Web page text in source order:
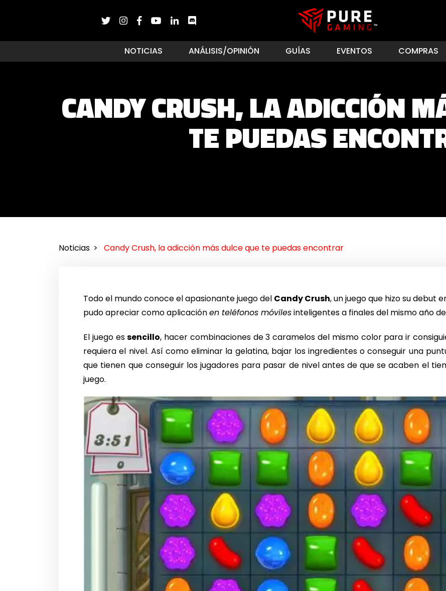
NOTICIAS ANÁLISIS/OPINIÓN GUÍAS EVENTOS COMPRAS
CANDY CRUSH, LA ADICCIÓN
TE PUEDAS
Noticias Candy Crush, la adicción más dulce que te puedas encontrar
Todo el mundo conoce el apasionante juego del Candy Crush, un juego que hizo su debut
pudo apreciar como aplicaciónen teléfonos móvilesinteligentes a finales del mismo año
El juego essencillo, hacer combinaciones de 3 caramelos del mismo color para ir
requiera el nivel. Así como eliminar la gelatina, bajar los ingredientes o conseguir una
que tienen que conseguir los jugadores para pasar de nivel antes de que se acaben el
juego.